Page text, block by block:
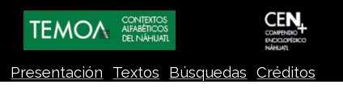
Presentación Textos Búsquedas Créditos